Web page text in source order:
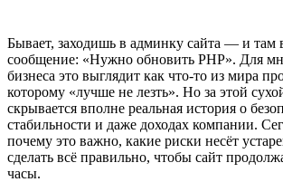
Бывает, заходишь в админку сайта — и там
сообщение: «Нужно обновить PHP». Для
бизнеса это выглядит как что-то из мира
которому «лучше не лезть». Но за этой
скрывается вполне реальная история о
стабильности и даже доходах компании.
почему это важно, какие риски несёт
сделать всё правильно, чтобы сайт
часы.